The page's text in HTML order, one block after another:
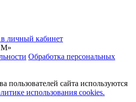
личный кабинет
Обработка персональных
пользователей сайта используются
использования cookies.